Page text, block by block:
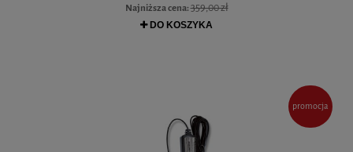
Najniższa cena:359,00 zł
DO KOSZYKA
promocja